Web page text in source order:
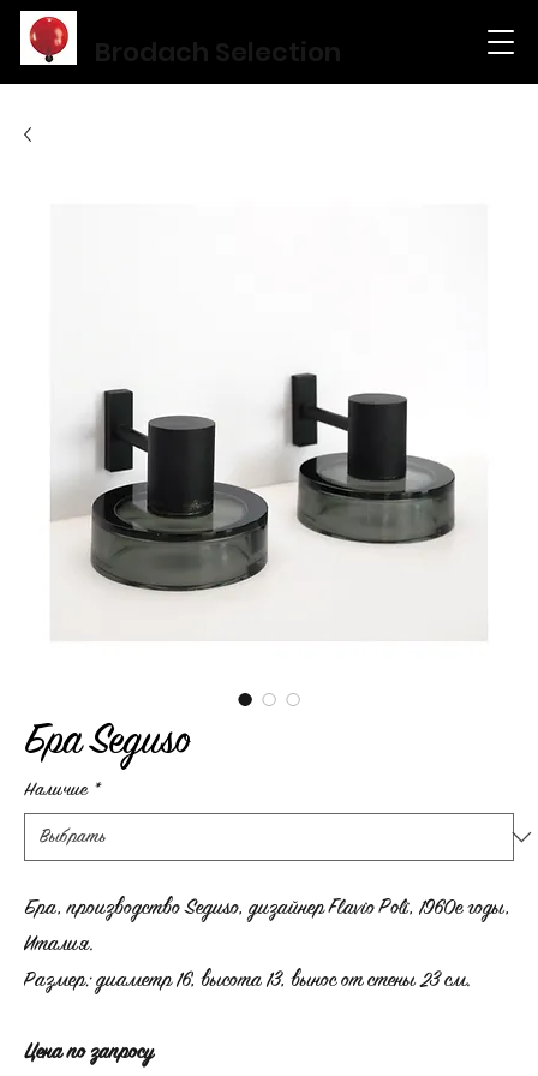
Brodach Selection
Бра Seguso
Наличие *
Бра, производство Seguso, дизайнер Flavio Poli, 1960е годы,
Италия.
Размер: диаметр 16, высота 13, вынос от стены 23 см.
Цена по запросу